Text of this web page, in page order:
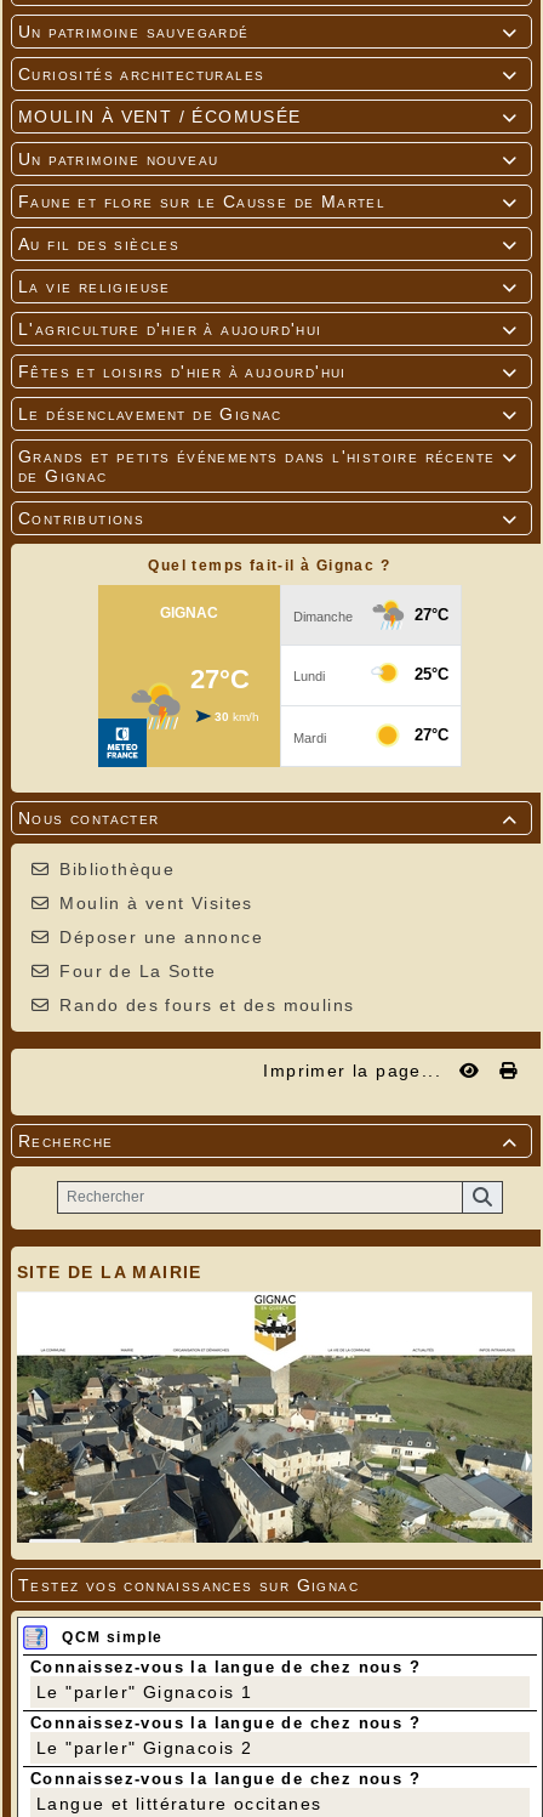

Un patrimoine sauvegardé

Curiosités architecturales

MOULIN À VENT / ÉCOMUSÉE

Un patrimoine nouveau

Faune et flore sur le Causse de Martel

Au fil des siècles

La vie religieuse

L'agriculture d'hier à aujourd'hui

Fêtes et loisirs d'hier à aujourd'hui

Le désenclavement de Gignac

Grands et petits événements dans l'histoire récente
de Gignac

Contributions
Quel temps fait-il à Gignac ?

Nous contacter
Bibliothèque
Moulin à vent Visites
Déposer une annonce
Four de La Sotte
Rando des fours et des moulins
Imprimer la page...

Recherche
SITE DE LA MAIRIE
Testez vos connaissances sur Gignac
QCM simple
Connaissez-vous la langue de chez nous ?
Le "parler" Gignacois 1
Connaissez-vous la langue de chez nous ?
Le "parler" Gignacois 2
Connaissez-vous la langue de chez nous ?
Langue et littérature occitanes